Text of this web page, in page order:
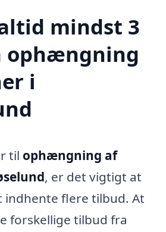
mindst 3
ophængning
i
til ophængning af
, er det vigtigt at
indhente flere tilbud. At
forskellige tilbud fra